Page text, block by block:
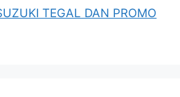
TEGAL DAN PROMO